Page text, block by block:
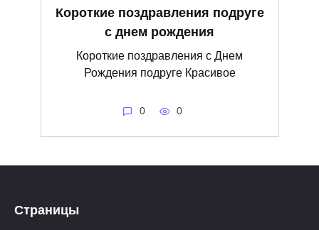
Короткие поздравления подруге
с днем рождения
Короткие поздравления с Днем
Рождения подруге Красивое
0 0
Страницы